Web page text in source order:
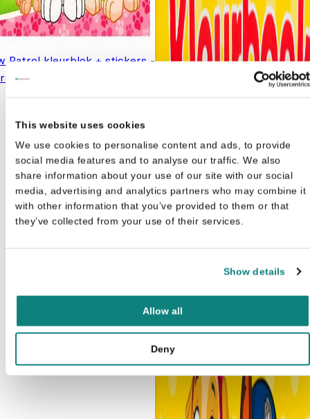
This website uses cookies
We use cookies to personalise content and ads, to provide
social media features and to analyse our traffic. We also
share information about your use of our site with our social
media, advertising and analytics partners who may combine it
with other information that you’ve provided to them or that
they’ve collected from your use of their services.
Show details
Allow all
Deny
Patrol kleurblok + stickers -
€2,99.